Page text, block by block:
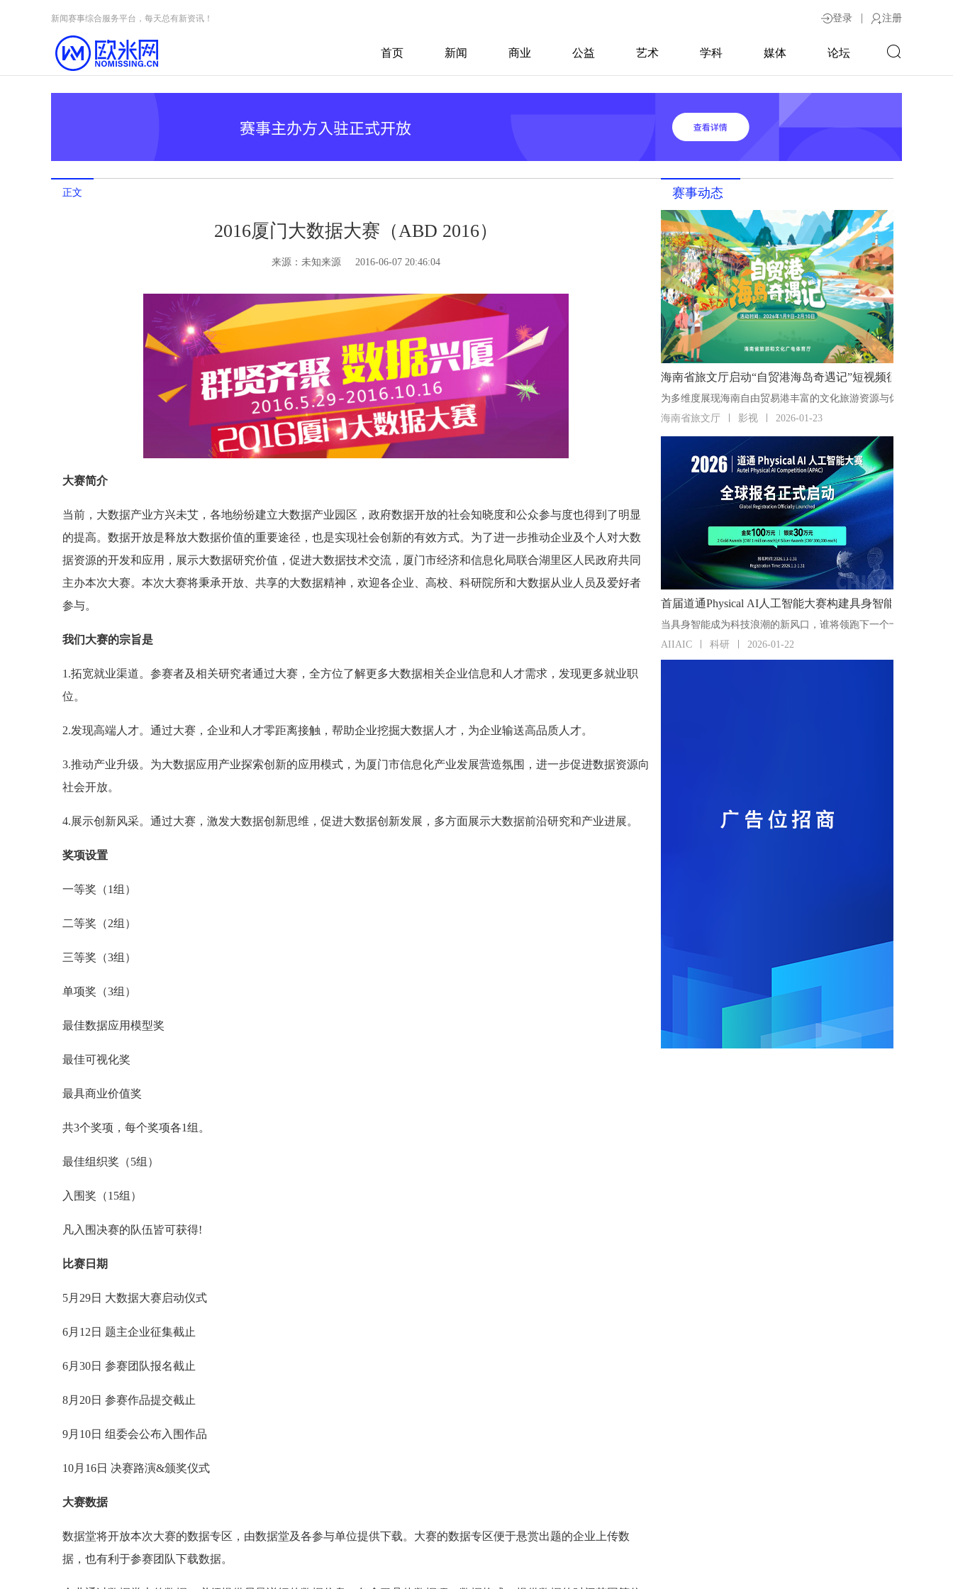
新闻赛事综合服务平台，每天总有新资讯！ 登录 | 注册
首页 新闻 商业 公益 艺术 学科 媒体 论坛
正文
2016厦门大数据大赛（ABD 2016）
来源： 未知来源 2016-06-07 20:46:04
大赛简介
当前，大数据产业方兴未艾，各地纷纷建立大数据产业园区，政府数据开放的社会知晓度和公众参与度也得到了明显
的提高。数据开放是释放大数据价值的重要途径，也是实现社会创新的有效方式。为了进一步推动企业及个人对大数
据资源的开发和应用，展示大数据研究价值，促进大数据技术交流，厦门市经济和信息化局联合湖里区人民政府共同
主办本次大赛。本次大赛将秉承开放、共享的大数据精神，欢迎各企业、高校、科研院所和大数据从业人员及爱好者
参与。
我们大赛的宗旨是
1.拓宽就业渠道。参赛者及相关研究者通过大赛，全方位了解更多大数据相关企业信息和人才需求，发现更多就业职
位。
2.发现高端人才。通过大赛，企业和人才零距离接触，帮助企业挖掘大数据人才，为企业输送高品质人才。
3.推动产业升级。为大数据应用产业探索创新的应用模式，为厦门市信息化产业发展营造氛围，进一步促进数据资源向
社会开放。
4.展示创新风采。通过大赛，激发大数据创新思维，促进大数据创新发展，多方面展示大数据前沿研究和产业进展。
奖项设置
一等奖（1组）
二等奖（2组）
三等奖（3组）
单项奖（3组）
最佳数据应用模型奖
最佳可视化奖
最具商业价值奖
共3个奖项，每个奖项各1组。
最佳组织奖（5组）
入围奖（15组）
凡入围决赛的队伍皆可获得!
比赛日期
5月29日 大数据大赛启动仪式
6月12日 题主企业征集截止
6月30日 参赛团队报名截止
8月20日 参赛作品提交截止
9月10日 组委会公布入围作品
10月16日 决赛路演&颁奖仪式
大赛数据
数据堂将开放本次大赛的数据专区，由数据堂及各参与单位提供下载。大赛的数据专区便于悬赏出题的企业上传数
据，也有利于参赛团队下载数据。
赛事动态
海南省旅文厅启动“自贸港海岛奇遇记”短视频征集活动
海南省旅文厅 影视 2026-01-23
首届道通Physical AI人工智能大赛构建具身智能“人才朋友
AIIAIC 科研 2026-01-22